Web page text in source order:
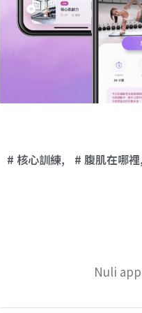
核心訓練, 腹肌在哪裡
Nuli